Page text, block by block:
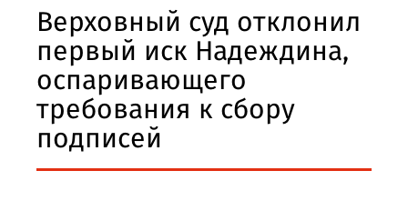
Верховный суд отклонил
первый иск Надеждина,
оспаривающего
требования к сбору
подписей